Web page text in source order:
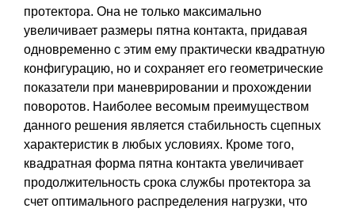
протектора. Она не только максимально
увеличивает размеры пятна контакта, придавая
одновременно с этим ему практически квадратную
конфигурацию, но и сохраняет его геометрические
показатели при маневрировании и прохождении
поворотов. Наиболее весомым преимуществом
данного решения является стабильность сцепных
характеристик в любых условиях. Кроме того,
квадратная форма пятна контакта увеличивает
продолжительность срока службы протектора за
счет оптимального распределения нагрузки, что